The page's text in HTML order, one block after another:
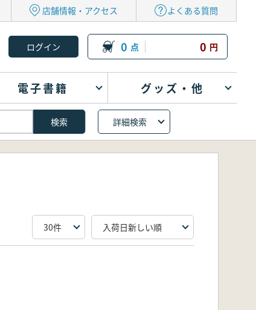
店舗情報・アクセス よくある質問
0 点 0 円
電子書籍 グッズ・他
詳細検索